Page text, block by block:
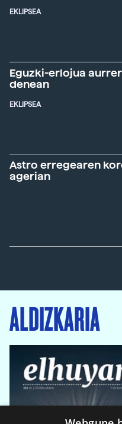
EKLIPSEA
Eguzki-erlojua
denean
EKLIPSEA
Astro erregearen
agerian
ALDIZKARIA